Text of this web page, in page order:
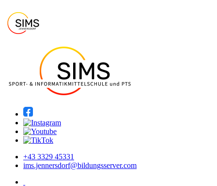
+43 3329 45331
ims.jennersdorf@bildungsserver.com